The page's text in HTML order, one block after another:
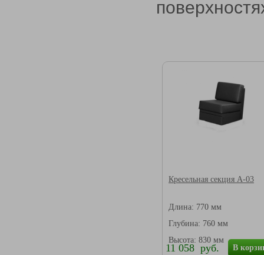
Кресельная секция А-03
Длина: 770 мм
Глубина: 760 мм
Высота: 830 мм
В
11 058 руб.